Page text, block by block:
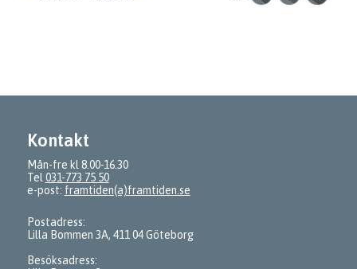
Kontakt
Mån-fre kl 8.00-16.30
Tel 031-773 75 50
e-post: framtiden(a)framtiden.se
Postadress:
Lilla Bommen 3A, 411 04 Göteborg
Besöksadress: